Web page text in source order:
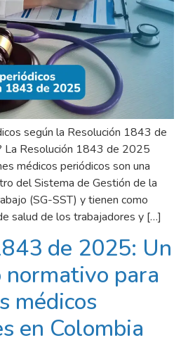
según la Resolución 1843 de
La Resolución 1843 de 2025
médicos periódicos son una
del Sistema de Gestión de la
(SG-SST) y tienen como
salud de los trabajadores y […]
de 2025: Un
normativo para
médicos
en Colombia